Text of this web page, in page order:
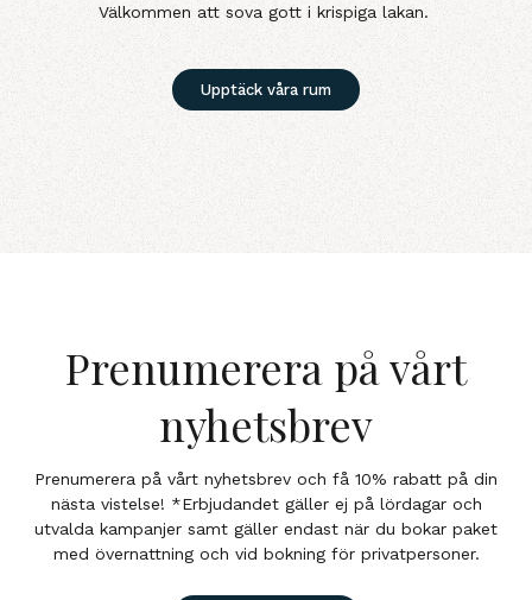
Välkommen att sova gott i krispiga lakan.
Upptäck våra rum
Prenumerera på vårt
nyhetsbrev
Prenumerera på vårt nyhetsbrev och få 10% rabatt på din
nästa vistelse! *Erbjudandet gäller ej på lördagar och
utvalda kampanjer samt gäller endast när du bokar paket
med övernattning och vid bokning för privatpersoner.